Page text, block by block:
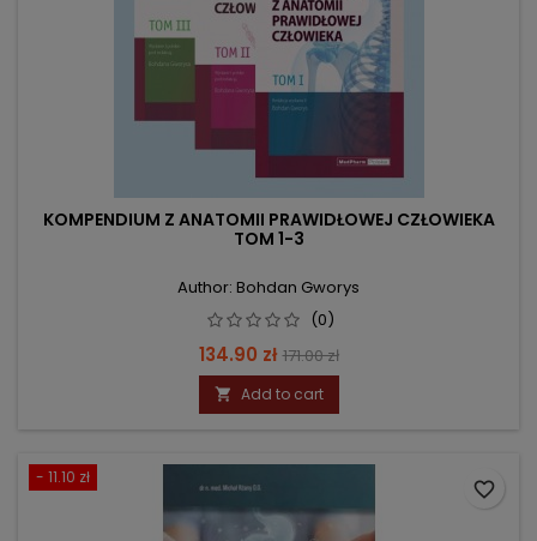
KOMPENDIUM Z ANATOMII PRAWIDŁOWEJ CZŁOWIEKA
TOM 1-3
Author: Bohdan Gworys
(0)
Price
134.90 zł Regular
price
171.00 zł
 Add to cart
- 11.10 zł
favorite_border